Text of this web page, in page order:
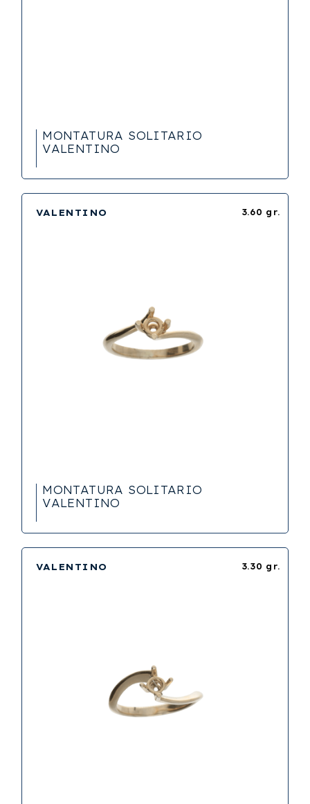
MONTATURA SOLITARIO
VALENTINO
3.60 gr.
VALENTINO
MONTATURA SOLITARIO
VALENTINO
3.30 gr.
VALENTINO